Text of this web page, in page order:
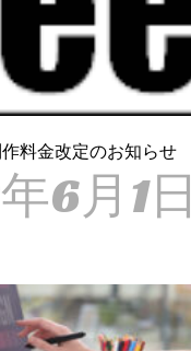
料金改定のお知らせ
6月1日